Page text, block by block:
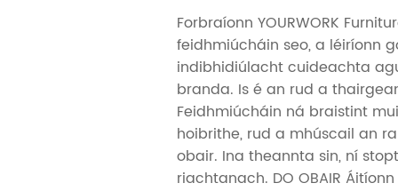
Forbraíonn YOURWORK
feidhmiúcháin seo, a léiríonn
indibhidiúlacht cuideachta
branda. Is é an rud a
Feidhmiúcháin ná braistint
hoibrithe, rud a mhúscail an
obair. Ina theannta sin, ní
riachtanach. DO OBAIR